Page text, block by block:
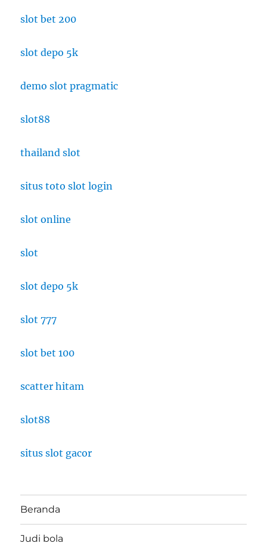
slot bet 200
slot depo 5k
demo slot pragmatic
slot88
thailand slot
situs toto slot login
slot online
slot
slot depo 5k
slot 777
slot bet 100
scatter hitam
slot88
situs slot gacor
Beranda
Judi bola